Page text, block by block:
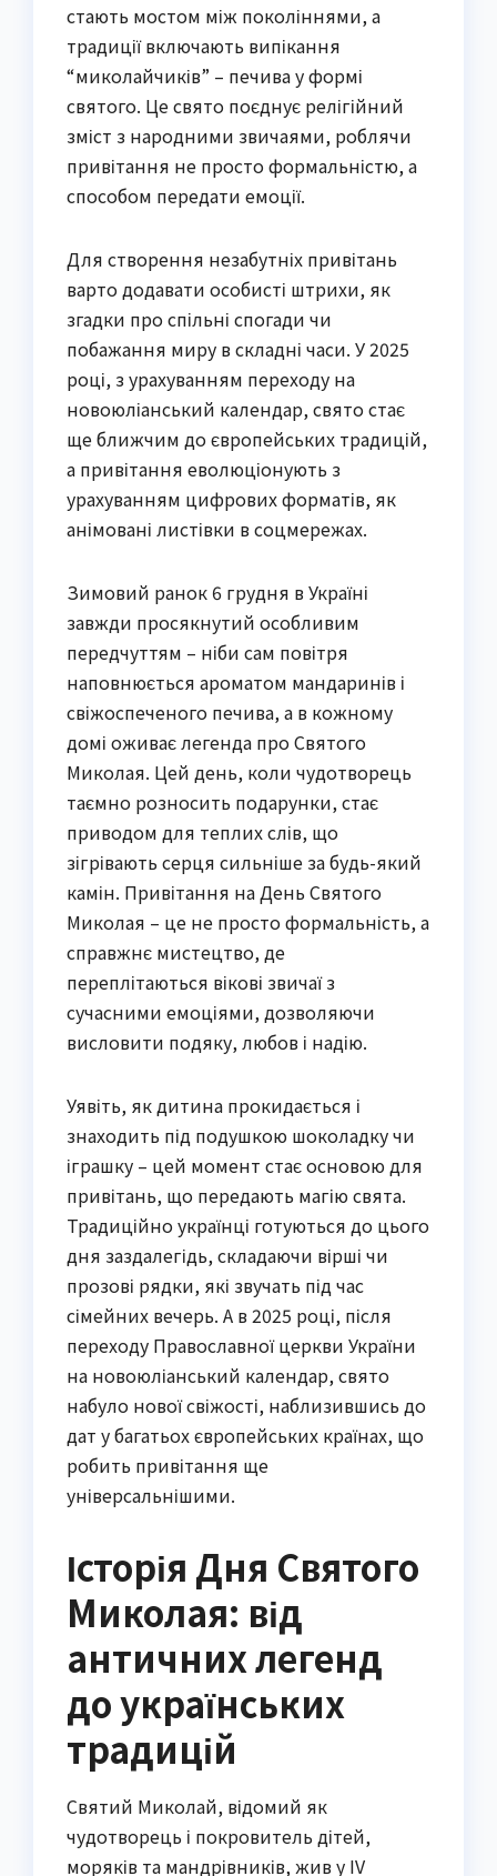
стають мостом між поколіннями, а
традиції включають випікання
“миколайчиків” – печива у формі
святого. Це свято поєднує релігійний
зміст з народними звичаями, роблячи
привітання не просто формальністю, а
способом передати емоції.
Для створення незабутніх привітань
варто додавати особисті штрихи, як
згадки про спільні спогади чи
побажання миру в складні часи. У 2025
році, з урахуванням переходу на
новоюліанський календар, свято стає
ще ближчим до європейських традицій,
а привітання еволюціонують з
урахуванням цифрових форматів, як
анімовані листівки в соцмережах.
Зимовий ранок 6 грудня в Україні
завжди просякнутий особливим
передчуттям – ніби сам повітря
наповнюється ароматом мандаринів і
свіжоспеченого печива, а в кожному
домі оживає легенда про Святого
Миколая. Цей день, коли чудотворець
таємно розносить подарунки, стає
приводом для теплих слів, що
зігрівають серця сильніше за будь-який
камін. Привітання на День Святого
Миколая – це не просто формальність, а
справжнє мистецтво, де
переплітаються вікові звичаї з
сучасними емоціями, дозволяючи
висловити подяку, любов і надію.
Уявіть, як дитина прокидається і
знаходить під подушкою шоколадку чи
іграшку – цей момент стає основою для
привітань, що передають магію свята.
Традиційно українці готуються до цього
дня заздалегідь, складаючи вірші чи
прозові рядки, які звучать під час
сімейних вечерь. А в 2025 році, після
переходу Православної церкви України
на новоюліанський календар, свято
набуло нової свіжості, наблизившись до
дат у багатьох європейських країнах, що
робить привітання ще
універсальнішими.
Історія Дня Святого
Миколая: від
античних легенд
до українських
традицій
Святий Миколай, відомий як
чудотворець і покровитель дітей,
моряків та мандрівників, жив у IV